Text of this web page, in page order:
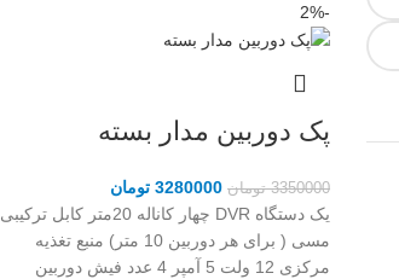
-2%
پک دوربین مدار بسته
3350000 تومان 3280000 تومان
یک دستگاه DVR چهار کاناله 20متر کابل ترکیبی
مسی ( برای هر دوربین 10 متر) منبع تغذیه
مرکزی 12 ولت 5 آمپر 4 عدد فیش دوربین